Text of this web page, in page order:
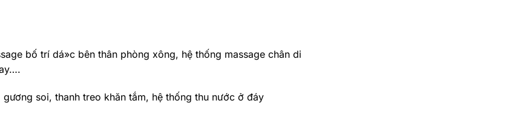
bố trí dá»c bên thân phòng xông, hệ thống massage chân di
soi, thanh treo khăn tắm, hệ thống thu nước ở đáy